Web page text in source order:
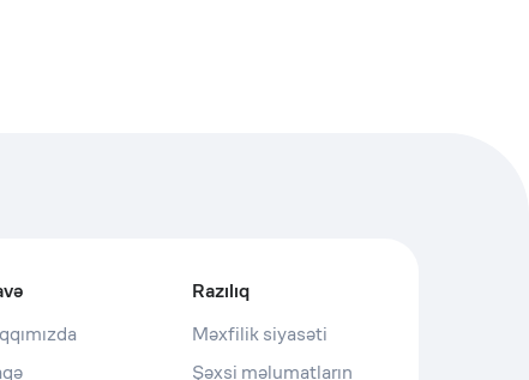
Razılıq
Məxfilik siyasəti
Şəxsi məlumatların